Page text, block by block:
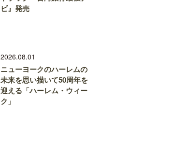
ビ』発売
2026.08.01
ニューヨークのハーレムの
未来を思い描いて50周年を
迎える「ハーレム・ウィー
ク」